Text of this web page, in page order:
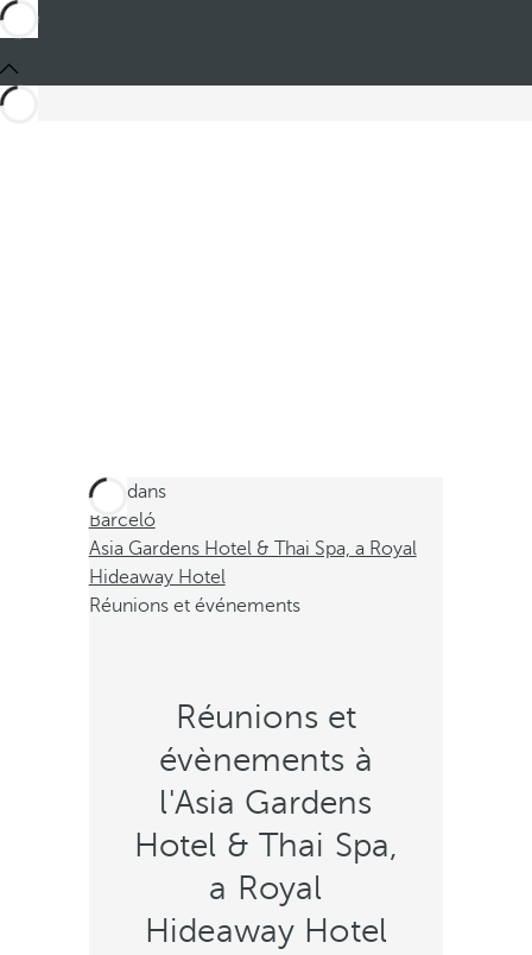
Ces dans
Barceló
Asia Gardens Hotel & Thai Spa, a Royal
Hideaway Hotel
Réunions et événements
Réunions et
évènements à
l'Asia Gardens
Hotel & Thai Spa,
a Royal
Hideaway Hotel